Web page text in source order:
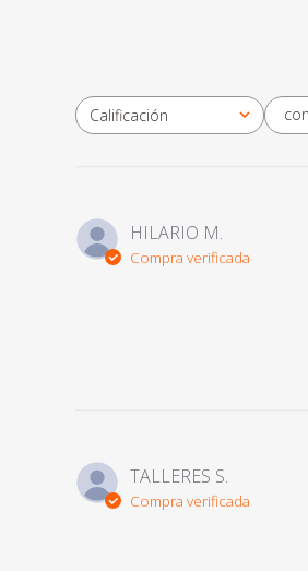
Calificación
Todas las clasificaciones
HILARIO M.
Compra verificada
TALLERES S.
Compra verificada